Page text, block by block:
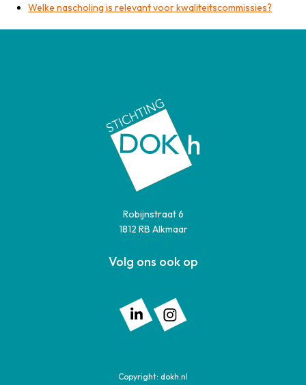
Welke nascholing is relevant voor kwaliteitscommissies?
Robijnstraat 6
1812 RB Alkmaar
Volg ons ook op
Volg ons op: Linkedin
Copyright: dokh.nl